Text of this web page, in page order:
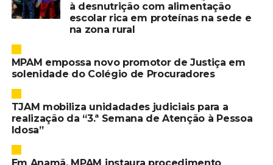
à desnutrição com alimentação
escolar rica em proteínas na sede e
na zona rural
MPAM empossa novo promotor de Justiça em
solenidade do Colégio de Procuradores
TJAM mobiliza unidadades judiciais para a
realização da “3.ª Semana de Atenção à Pessoa
Idosa”